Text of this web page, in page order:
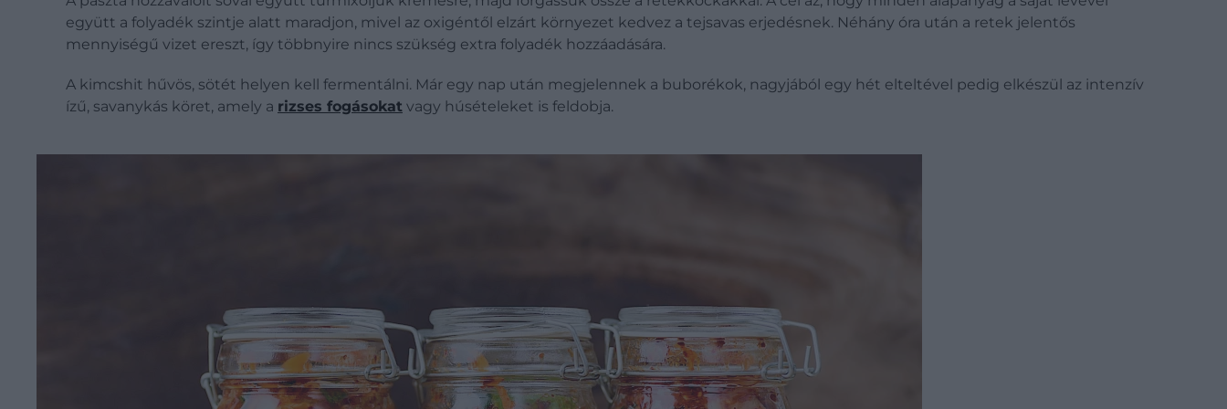
együtt a folyadék szintje alatt maradjon, mivel az oxigéntől elzárt környezet kedvez a tejsavas erjedésnek. Néhány óra után a retek jelentős
mennyiségű vizet ereszt, így többnyire nincs szükség extra folyadék hozzáadására.
A kimcshit hűvös, sötét helyen kell fermentálni. Már egy nap után megjelennek a buborékok, nagyjából egy hét elteltével pedig elkészül az intenzív
ízű, savanykás köret, amely a rizses fogásokat vagy húsételeket is feldobja.